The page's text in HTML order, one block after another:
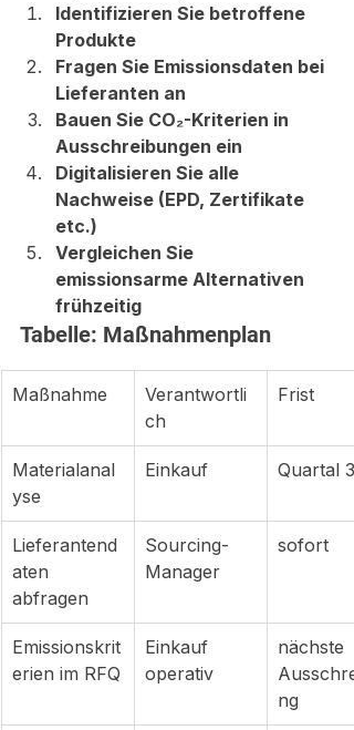
Identifizieren Sie betroffene
Produkte
Fragen Sie Emissionsdaten bei
Lieferanten an
Bauen Sie CO₂-Kriterien in
Ausschreibungen ein
Digitalisieren Sie alle
Nachweise (EPD, Zertifikate
etc.)
Vergleichen Sie
emissionsarme Alternativen
frühzeitig
Tabelle: Maßnahmenplan
Maßnahme
Verantwortli
ch
Frist
Materialanal
yse
Einkauf Quartal 3
Lieferantend
aten
abfragen
Sourcing-
Manager
sofort
Emissionskrit
erien im RFQ
Einkauf
operativ
nächste
ng